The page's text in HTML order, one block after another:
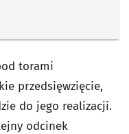
torami
przedsięwzięcie,
do jego realizacji.
odcinek